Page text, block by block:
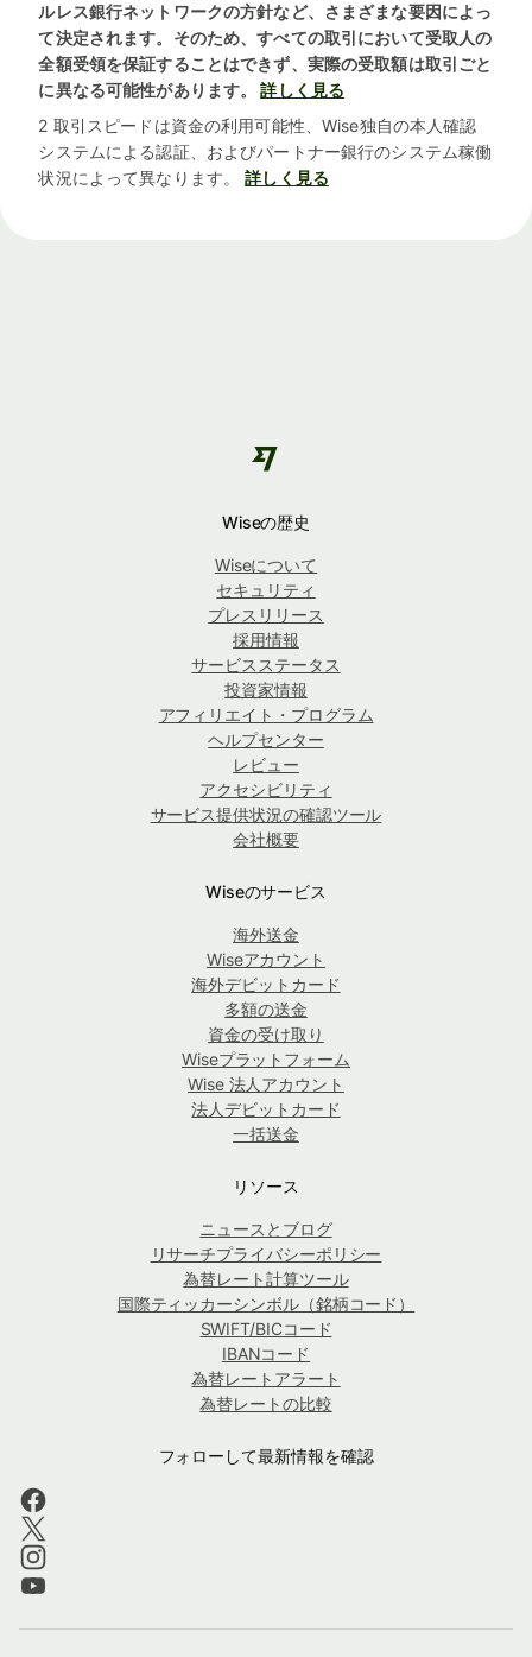
ルレス銀行ネットワークの方針など、さまざまな要因によっ
て決定されます。そのため、すべての取引において受取人の
全額受領を保証することはできず、実際の受取額は取引ごと
に異なる可能性があります。
詳しく見る
2 取引スピードは資金の利用可能性、Wise独自の本人確認
システムによる認証、およびパートナー銀行のシステム稼働
状況によって異なります。
詳しく見る
Wiseの歴史
Wiseについて
セキュリティ
プレスリリース
採用情報
サービスステータス
投資家情報
アフィリエイト・プログラム
ヘルプセンター
レビュー
アクセシビリティ
サービス提供状況の確認ツール
会社概要
Wiseのサービス
海外送金
Wiseアカウント
海外デビットカード
多額の送金
資金の受け取り
Wiseプラットフォーム
Wise 法人アカウント
法人デビットカード
一括送金
リソース
ニュースとブログ
リサーチプライバシーポリシー
為替レート計算ツール
国際ティッカーシンボル（銘柄コード）
SWIFT/BICコード
IBANコード
為替レートアラート
為替レートの比較
フォローして最新情報を確認